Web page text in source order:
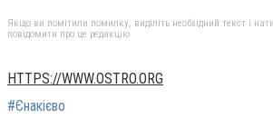
Якщо ви помітили помилку, виділіть необхідний текст і
повідомити про це редакцію
HTTPS://WWW.OSTRO.ORG
#Єнакієво